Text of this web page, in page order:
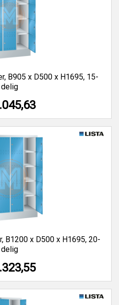
B905 x D500 x H1695, 15-
delig
B1200 x D500 x H1695, 20-
delig